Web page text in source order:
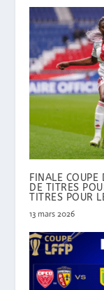
FINALE COUPE
DE TITRES
TITRES POUR
13 mars 2026